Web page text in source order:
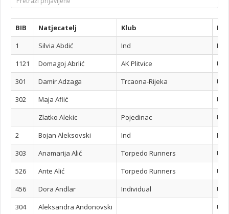
BIB Natjecatelj Klub
1
Silvia Abdić Ind
1121
Domagoj Abrlić AK Plitvice
301
Damir Adzaga Trcaona-Rijeka
302
Maja Aflić
Zlatko Alekic
Pojedinac
2
Bojan Aleksovski Ind
303
Anamarija Alić Torpedo Runners
526
Ante Alić Torpedo Runners
456
Dora Andlar Individual
304
Aleksandra Andonovski